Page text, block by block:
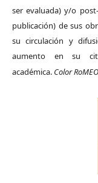
ser evaluada) y/o
publicación) de sus
su circulación y
aumento en su
académica. Color